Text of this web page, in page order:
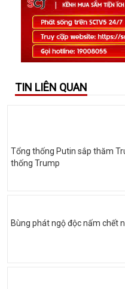
TIN LIÊN QUAN
Tổng thống Putin sắp thăm
thống Trump
Bùng phát ngộ độc nấm chết